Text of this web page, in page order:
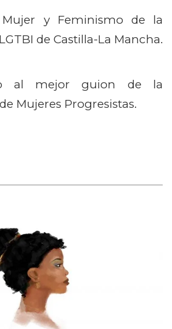
y Feminismo de la
de Castilla-La Mancha.
al mejor guion de la
Mujeres Progresistas.